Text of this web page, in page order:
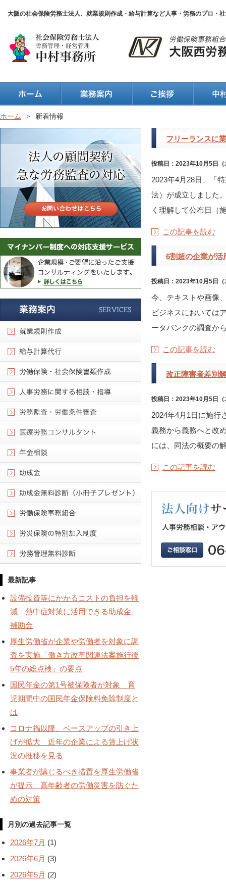
大阪の社会保険労務士法人、就業規則作成・給与計算など人事・労務のプロ・
ホーム > 新着情報
フリーランスに
投稿日：2023年10月5日（
2023年4月28日、「
法）が成立しました
く理解して公布日（
この記事を読む
6割超の企業が
投稿日：2023年10月5日（
今、テキストや画像
ビジネスにおいては
ータバンクの調査か
この記事を読む
改正障害者差別
投稿日：2023年10月5日（
2024年4月1日に施行
義務から義務へと改
には、同法の概要の
この記事を読む
最新記事
設備投資等にかかるコストの負担を軽
減 熱中症対策に活用できる助成金、
補助金
厚生労働省が企業や労働者を対象に調
査を実施「働き方改革関連法案施行後
5年の総点検」の要点
国民年金の第1号被保険者が対象 育
児期間中の国民年金保険料免除制度と
は
コロナ禍以降、ベースアップの引き上
げが拡大 近年の企業による賃上げ状
況の推移を見る
事業者が講じるべき措置を厚生労働省
が提示 高年齢者の労働災害を防ぐた
めの対策
月別の過去記事一覧
2026年7月 (1)
2026年6月 (3)
2026年5月 (2)